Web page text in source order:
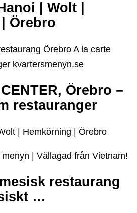
| Wolt |
Örebro
Örebro A la carte
kvartersmenyn.se
Örebro –
restauranger
| Hemkörning | Örebro
| Vällagad från Vietnam!
restaurang
…